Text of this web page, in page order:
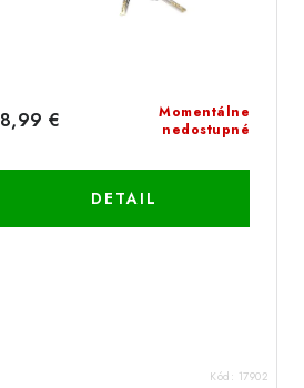
Momentálne
nedostupné
8,99 €
DETAIL
Kód: 17902